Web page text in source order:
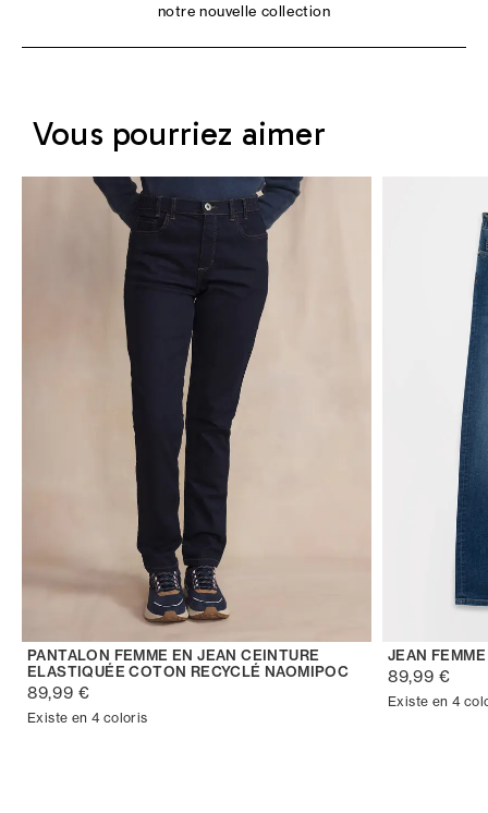
notre nouvelle collection
Vous pourriez aimer
PANTALON FEMME EN JEAN CEINTURE
ELASTIQUÉE COTON RECYCLÉ NAOMIPOC
89,99 €
Existe en 4 coloris
JEAN
89,99 €
Existe en 4